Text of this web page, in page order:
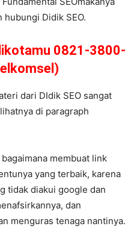
Didik SEO.
0821-3800-
dari DIdik SEO sangat
di paragraph
membuat link
yang terbaik, karena
tidak diakui google dan
dan
menguras tenaga nantinya.